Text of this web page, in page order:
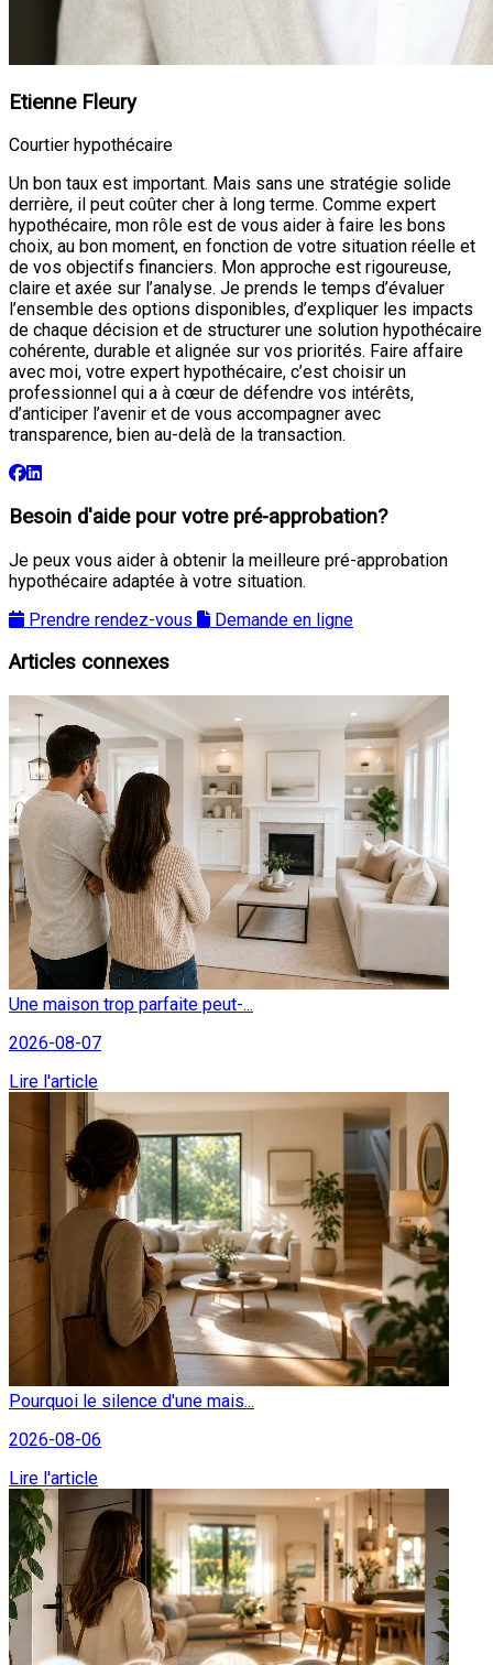
Etienne Fleury
Courtier hypothécaire
Un bon taux est important. Mais sans une stratégie solide
derrière, il peut coûter cher à long terme. Comme expert
hypothécaire, mon rôle est de vous aider à faire les bons
choix, au bon moment, en fonction de votre situation réelle et
de vos objectifs financiers. Mon approche est rigoureuse,
claire et axée sur l’analyse. Je prends le temps d’évaluer
l’ensemble des options disponibles, d’expliquer les impacts
de chaque décision et de structurer une solution hypothécaire
cohérente, durable et alignée sur vos priorités. Faire affaire
avec moi, votre expert hypothécaire, c’est choisir un
professionnel qui a à cœur de défendre vos intérêts,
d’anticiper l’avenir et de vous accompagner avec
transparence, bien au-delà de la transaction.
Besoin d'aide pour votre pré-approbation?
Je peux vous aider à obtenir la meilleure pré-approbation
hypothécaire adaptée à votre situation.
Prendre rendez-vous
Demande en ligne
Articles connexes
Une maison trop parfaite peut-...
2026-08-07
Lire l'article
Pourquoi le silence d'une mais...
2026-08-06
Lire l'article